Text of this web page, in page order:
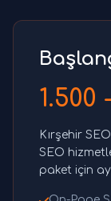
1.500
Kırşehir
SEO
paket için